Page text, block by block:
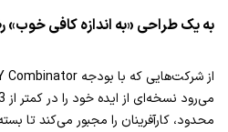
به یک طراحی «به اندازه کافی
محدود، کارآفرینان را مجبور می‌کند تا